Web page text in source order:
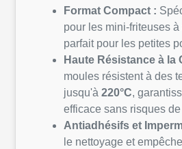
Format Compact :
pour les mini-friteuses
parfait pour les petites
Haute Résistance à la
moules résistent à des
jusqu'à 220°C,
efficace sans risques
Antiadhésifs et
le nettoyage et